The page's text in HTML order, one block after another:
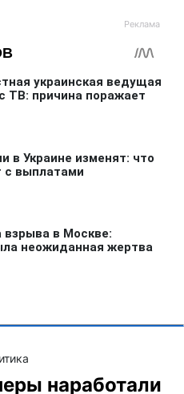
наработали